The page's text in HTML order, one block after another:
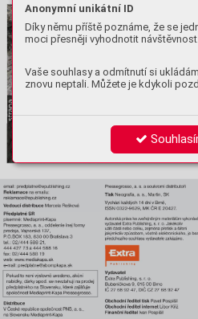
Anonymní unikátní ID
Díky němu příště poznáme, že se
moci přesněji vyhodnotit
Vaše souhlasy a odmítnutí si
znovu neptali. Můžete je kdykoli